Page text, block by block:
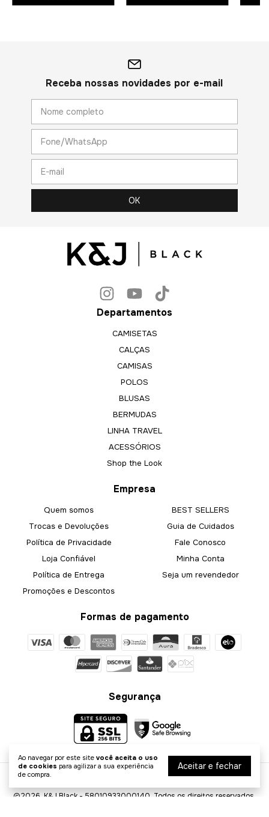
Ao navegar por este site você aceita o uso
de cookies para agilizar a sua experiência
de compra.
Aceitar e fechar
Receba nossas novidades por e-mail
Departamentos
CAMISETAS
CALÇAS
CAMISAS
POLOS
BLUSAS
BERMUDAS
LINHA TRAVEL
ACESSÓRIOS
Shop the Look
Empresa
Quem somos
Trocas e Devoluções
Política de Privacidade
Loja Confiável
Política de Entrega
Promoções e Descontos
BEST SELLERS
Guia de Cuidados
Fale Conosco
Minha Conta
Seja um revendedor
Formas de pagamento
Segurança
©2026. K&J Black - 58010933000140. Todos os direitos reservados.